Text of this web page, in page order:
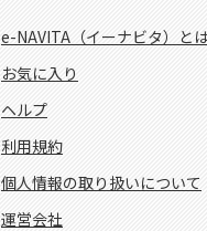
e-NAVITA（イーナビタ）と
お気に入り
ヘルプ
利用規約
個人情報の取り扱いについて
運営会社